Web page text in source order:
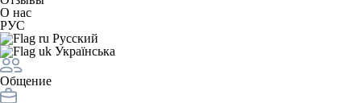
О нас
РУС
Русский
Українська
Общение